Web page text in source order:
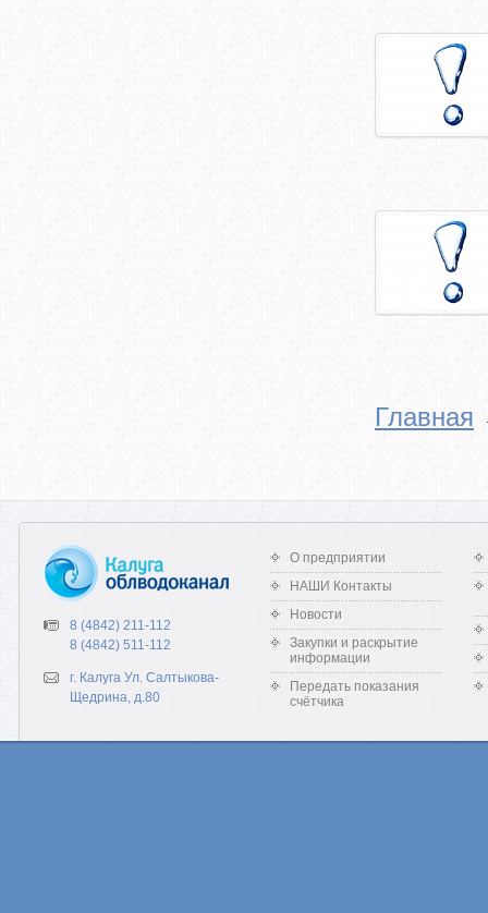
Главная
8 (4842) 211-112
8 (4842) 511-112
г. Калуга Ул. Салтыкова-
Щедрина, д.80
О предприятии
НАШИ Контакты
Новости
Закупки и раскрытие
информации
Передать показания
счётчика